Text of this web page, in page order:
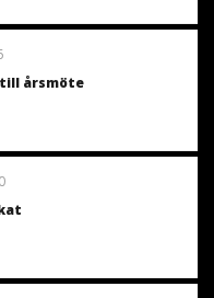
årsmöte